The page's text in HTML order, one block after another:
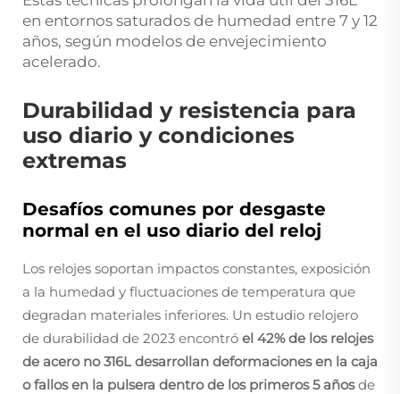
en entornos saturados de humedad entre 7 y 12
años, según modelos de envejecimiento
acelerado.
Durabilidad y resistencia para
uso diario y condiciones
extremas
Desafíos comunes por desgaste
normal en el uso diario del reloj
Los relojes soportan impactos constantes, exposición
a la humedad y fluctuaciones de temperatura que
degradan materiales inferiores. Un estudio relojero
de durabilidad de 2023 encontró el 42% de los relojes
de acero no 316L desarrollan deformaciones en la caja
o fallos en la pulsera dentro de los primeros 5 añosde